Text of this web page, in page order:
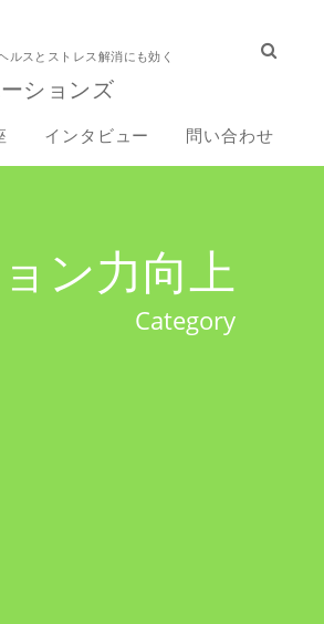
スとストレス解消にも効く
ションズ
インタビュー 問い合わせ
ン力向上
Category